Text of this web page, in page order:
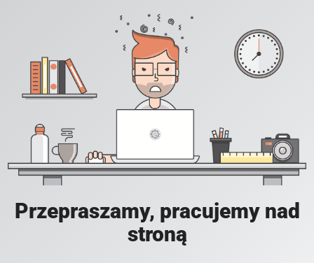
Przepraszamy, pracujemy nad
stroną